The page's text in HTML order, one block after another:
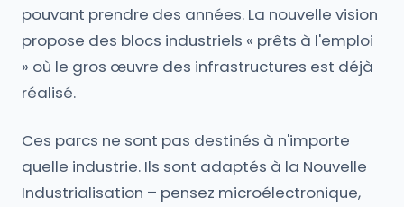
pouvant prendre des années. La nouvelle vision
propose des blocs industriels « prêts à l'emploi
» où le gros œuvre des infrastructures est déjà
réalisé.
Ces parcs ne sont pas destinés à n'importe
quelle industrie. Ils sont adaptés à la Nouvelle
Industrialisation – pensez microélectronique,